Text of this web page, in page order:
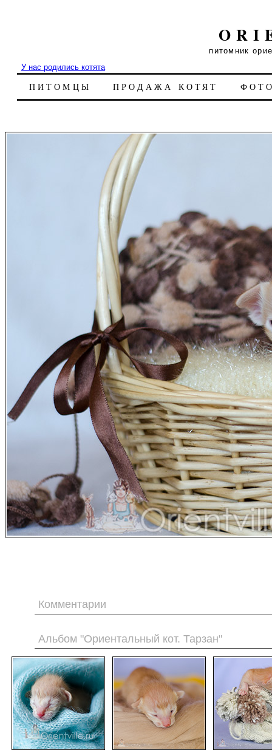
питомник
У нас родились котята
ПИТОМЦЫ ПРОДАЖА КОТЯТ
Комментарии
Альбом "Ориентальный кот. Тарзан"